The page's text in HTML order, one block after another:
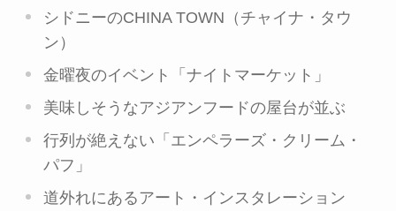
シドニーのCHINA TOWN（チャイナ・タウ
ン）
金曜夜のイベント「ナイトマーケット」
美味しそうなアジアンフードの屋台が並ぶ
行列が絶えない「エンペラーズ・クリーム・
パフ」
道外れにあるアート・インスタレーション